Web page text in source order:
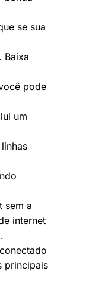
se sua
Baixa
pode
um
sem a
internet
principais